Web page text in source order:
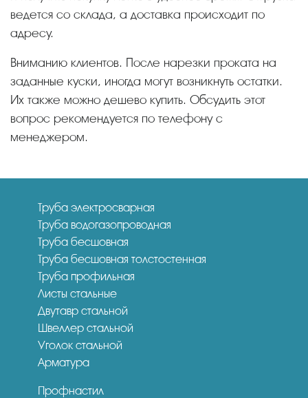
ведется со склада, а доставка происходит по
адресу.
Вниманию клиентов. После нарезки проката на
заданные куски, иногда могут возникнуть остатки.
Их также можно дешево купить. Обсудить этот
вопрос рекомендуется по телефону с
менеджером.
Труба электросварная
Труба водогазопроводная
Труба бесшовная
Труба бесшовная толстостенная
Труба профильная
Листы стальные
Двутавр стальной
Швеллер стальной
Уголок стальной
Арматура
Профнастил